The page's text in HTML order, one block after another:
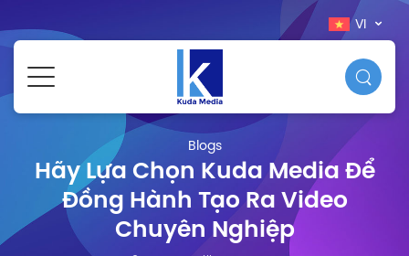
VI
Blogs
Hãy Lựa Chọn Kuda Media Để
Đồng Hành Tạo Ra Video
Chuyên Nghiệp